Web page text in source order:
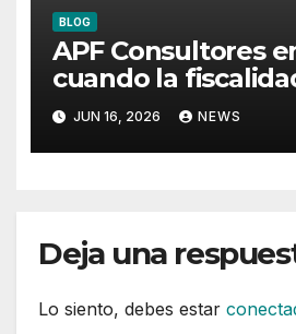
BLOG
APF Consultores
cuando la
ser un problema
JUN 16, 2026 NEWS
Deja una
Lo siento, debes estar